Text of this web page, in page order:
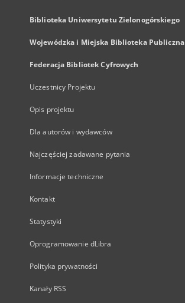
Biblioteka Uniwersytetu Zielonogórskiego
Wojewódzka i Miejska Biblioteka Publiczna
Federacja Bibliotek Cyfrowych
Uczestnicy Projektu
Opis projektu
Dla autorów i wydawców
Najczęściej zadawane pytania
Informacje techniczne
Kontakt
Statystyki
Oprogramowanie dLibra
Polityka prywatności
Kanały RSS